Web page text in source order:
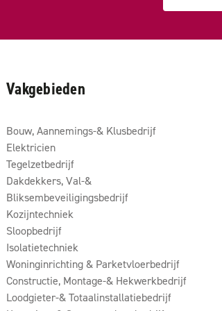
Vakgebieden
Bouw, Aannemings-& Klusbedrijf
Elektricien
Tegelzetbedrijf
Dakdekkers, Val-&
Bliksembeveiligingsbedrijf
Kozijntechniek
Sloopbedrijf
Isolatietechniek
Woninginrichting & Parketvloerbedrijf
Constructie, Montage-& Hekwerkbedrijf
Loodgieter-& Totaalinstallatiebedrijf